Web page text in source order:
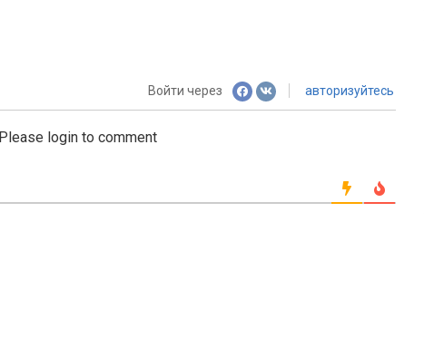
Войти через авторизуйтесь
Please login to comment